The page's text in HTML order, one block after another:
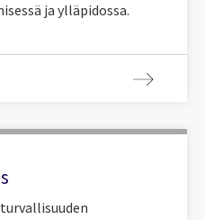
ja ylläpidossa.